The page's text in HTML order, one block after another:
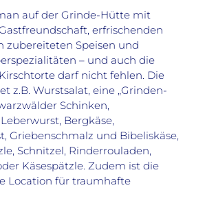
auf der Grinde-Hütte mit
erfrischenden
zubereiteten Speisen und
– und auch die
darf nicht fehlen. Die
z.B. Wurstsalat, eine „Grinden-
Schinken,
Bergkäse,
Griebenschmalz und Bibeliskäse,
Schnitzel, Rinderrouladen,
Käsespätzle. Zudem ist die
Location für traumhafte